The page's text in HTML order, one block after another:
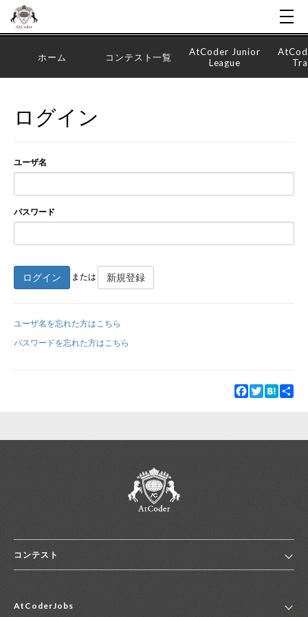
新規登録
ホーム コンテスト一覧
AtCoder Junior
League
ログイン
ユーザ名
パスワード
ログイン または 新規登録
ユーザ名を忘れた方はこちら
パスワードを忘れた方はこちら
Facebook
TwitterHatena
コンテスト
コンテスト一覧
AtCoderJobs